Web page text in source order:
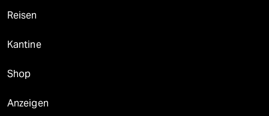
Reisen
Kantine
Shop
Anzeigen